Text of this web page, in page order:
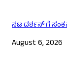
ನಟ ದರ್ಶನ್ ಗೆ
August 6, 2026